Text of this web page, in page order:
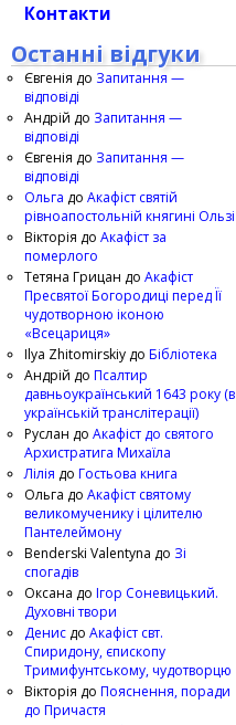
Контакти
Останні відгуки
Євгенія до Запитання —
відповіді
Андрій до Запитання —
відповіді
Євгенія до Запитання —
відповіді
Ольга до Акафіст святій
рівноапостольній княгині Ользі
Вікторія до Акафіст за
померлого
Тетяна Грицан до Акафіст
Пресвятої Богородиці перед Її
чудотворною іконою
«Всецариця»
Ilya Zhitomirskiy до Бібліотека
Андрій до Псалтир
давньоукраїнський 1643 року (в
українській транслітерації)
Руслан до Акафіст до святого
Архистратига Михаїла
Лілія до Гостьова книга
Ольга до Акафіст святому
великомученику і цілителю
Пантелеймону
Benderski Valentyna до Зі
спогадів
Оксана до Ігор Соневицький.
Духовні твори
Денис до Акафіст свт.
Спиридону, єпископу
Тримифунтському, чудотворцю
Вікторія до Пояснення, поради
до Причастя